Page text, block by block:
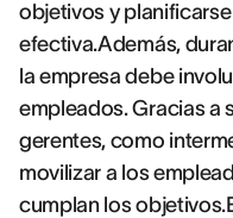
objetivos y
efectiva.Además,
la empresa debe
empleados. Gracias a
gerentes, como
movilizar a los
cumplan los